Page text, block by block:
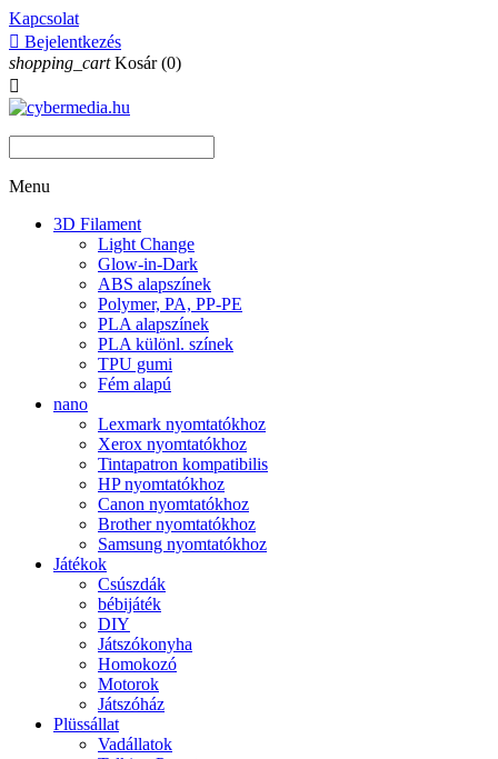
Kapcsolat
 Bejelentkezés
shopping_cart Kosár (0)

Menu
3D Filament
Light Change
Glow-in-Dark
ABS alapszínek
Polymer, PA, PP-PE
PLA alapszínek
PLA különl. színek
TPU gumi
Fém alapú
nano
Lexmark nyomtatókhoz
Xerox nyomtatókhoz
Tintapatron kompatibilis
HP nyomtatókhoz
Canon nyomtatókhoz
Brother nyomtatókhoz
Samsung nyomtatókhoz
Játékok
Csúszdák
bébijáték
DIY
Játszókonyha
Homokozó
Motorok
Játszóház
Plüssállat
Vadállatok